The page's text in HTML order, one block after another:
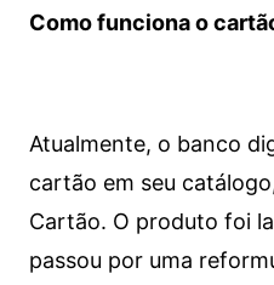
Como funciona o
Atualmente, o banco
cartão em seu
Cartão. O produto foi
passou por uma